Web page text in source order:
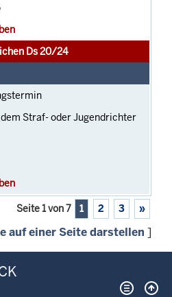
Ds 20/24
Straf- oder Jugendrichter
Seite 1 von 7 1 2 3 »
auf einer Seite darstellen ]